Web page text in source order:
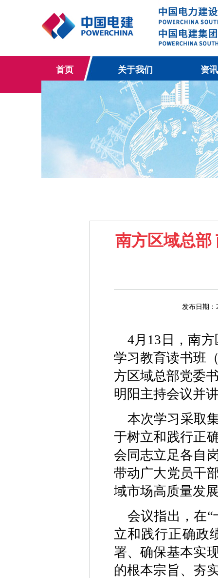
首页 关于我们 资
南方区域总部
发布日期
4月13日，南
学习教育读书班
方区域总部党委
明阳主持会议并
本次学习采取
于树立和践行正
会同志立足各自
带动广大党员干
域市场高质量发
会议指出，在
立和践行正确政
署、确保基本实
的根本宗旨、夯